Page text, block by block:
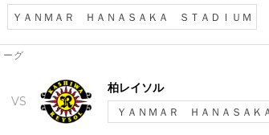
ＹＡＮＭＡＲ ＨＡＮＡＳＡＫＡ ＳＴＡＤＩＵＭ
ーグ
柏レイソル
ＹＡＮＭＡＲ ＨＡＮＡＳＡＫ